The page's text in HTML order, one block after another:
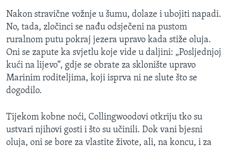
Jezici
Nakon stravične vožnje u šumu, dolaze i ubojiti napadi.
No, tada, zločinci se nađu odsječeni na pustom
ruralnom putu pokraj jezera upravo kada stiže oluja.
Oni se zapute ka svjetlu koje vide u daljini: „Posljednjoj
kući na lijevo“, gdje se obrate za sklonište upravo
Marinim roditeljima, koji isprva ni ne slute što se
dogodilo.
Tijekom kobne noći, Collingwoodovi otkriju tko su
ustvari njihovi gosti i što su učinili. Dok vani bjesni
oluja, oni se bore za vlastite živote, ali, na koncu, i za